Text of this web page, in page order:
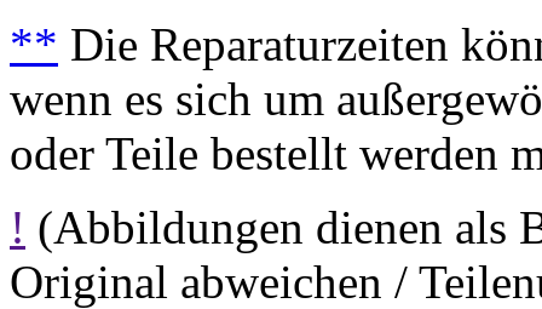
** Die Reparaturzeiten
wenn es sich um
oder Teile bestellt werden
! (Abbildungen dienen als
Original abweichen /